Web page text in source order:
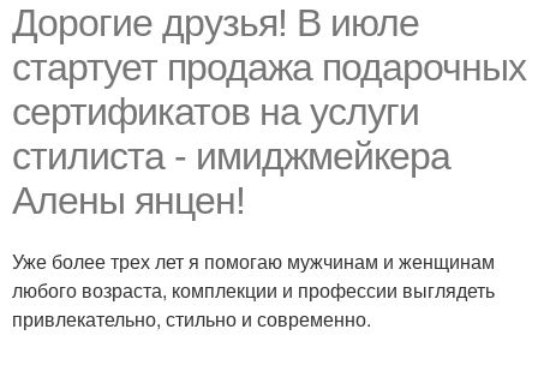
Дорогие друзья! В июле
стартует продажа подарочных
сертификатов на услуги
стилиста - имиджмейкера
Алены янцен!
Уже более трех лет я помогаю мужчинам и женщинам
любого возраста, комплекции и профессии выглядеть
привлекательно, стильно и современно.